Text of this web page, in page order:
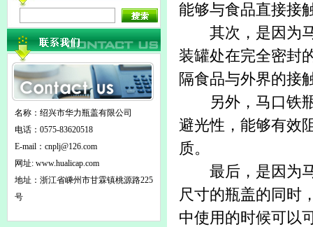
名称：绍兴市华力瓶盖有限公司
电话：0575-83620518
E-mail： cnplj@126.com
网址: www.hualicap.com
地址：浙江省嵊州市甘霖镇桃源路225
号
能够与食品直接接
其次，是因为马
装罐处在完全密封
隔食品与外界的接
另外，马口铁瓶
避光性，能够有效
质。
最后，是因为马
尺寸的瓶盖的同时
中使用的时候可以